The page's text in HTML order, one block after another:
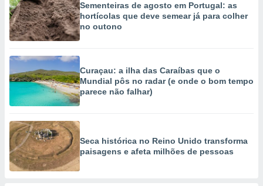
Sementeiras de agosto em Portugal: as
hortícolas que deve semear já para colher
no outono
Curaçau: a ilha das Caraíbas que o
Mundial pôs no radar (e onde o bom tempo
parece não falhar)
Seca histórica no Reino Unido transforma
paisagens e afeta milhões de pessoas